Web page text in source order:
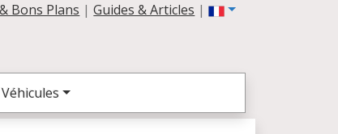
Bons Plans |Guides & Articles |
Véhicules